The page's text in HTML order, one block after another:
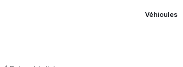
Véhicules